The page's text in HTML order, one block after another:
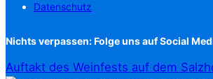
Datenschutz
Nichts verpassen: Folge uns auf Social
Auftakt des Weinfests auf dem